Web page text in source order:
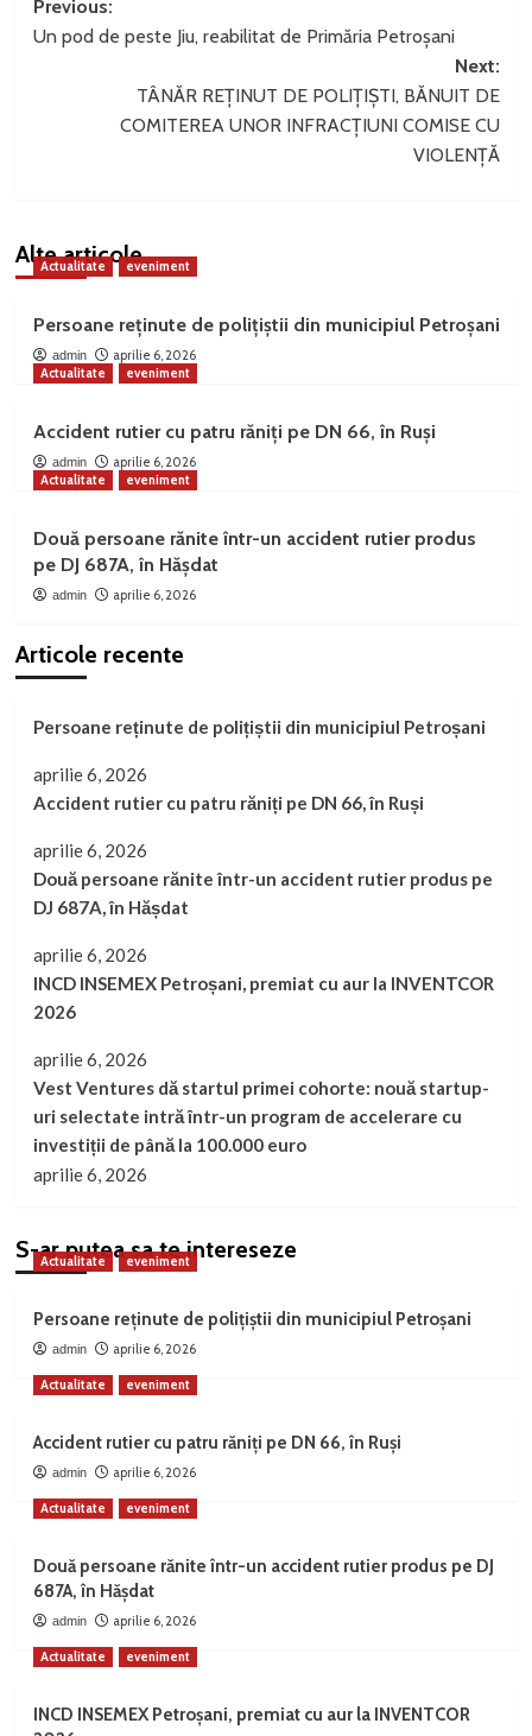
Post
navigation
Previous:
Un pod de peste Jiu, reabilitat de Primăria Petroșani
Next:
TÂNĂR REȚINUT DE POLIȚIȘTI, BĂNUIT DE
COMITEREA UNOR INFRACȚIUNI COMISE CU
VIOLENȚĂ
Alte articole
Actualitate eveniment
Persoane reținute de polițiștii din municipiul Petroșani
admin
aprilie 6, 2026
Actualitate
eveniment
Accident rutier cu patru răniți pe DN 66, în Ruși
admin
aprilie 6, 2026
Actualitate
eveniment
Două persoane rănite într-un accident rutier produs
pe DJ 687A, în Hășdat
admin aprilie 6, 2026
Articole recente
Persoane reținute de polițiștii din municipiul Petroșani
aprilie 6, 2026
Accident rutier cu patru răniți pe DN 66, în Ruși
aprilie 6, 2026
Două persoane rănite într-un accident rutier produs pe
DJ 687A, în Hășdat
aprilie 6, 2026
INCD INSEMEX Petroșani, premiat cu aur la INVENTCOR
2026
aprilie 6, 2026
Vest Ventures dă startul primei cohorte: nouă startup-
uri selectate intră într-un program de accelerare cu
investiții de până la 100.000 euro
aprilie 6, 2026
S-ar putea sa te intereseze
Actualitate eveniment
Persoane reținute de polițiștii din municipiul Petroșani
admin aprilie 6, 2026
Actualitate eveniment
Accident rutier cu patru răniți pe DN 66, în Ruși
admin aprilie 6, 2026
Actualitate eveniment
Două persoane rănite într-un accident rutier produs pe DJ
687A, în Hășdat
admin aprilie 6, 2026
Actualitate eveniment
INCD INSEMEX Petroșani, premiat cu aur la INVENTCOR